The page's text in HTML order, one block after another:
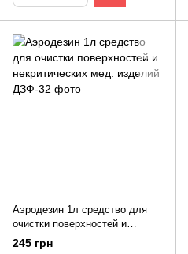
Аэродезин 1л средство для
очистки поверхностей и
некритических мед. изделий
245 грн